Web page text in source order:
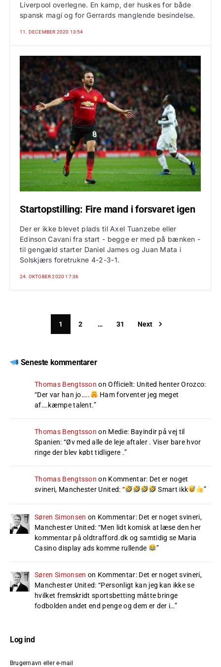
Liverpool overlegne. En kamp, der huskes for både
spansk magi og for Gerrards manglende besindelse.
11. DECEMBER 2020 13:54
Startopstilling: Fire mand i forsvaret igen
Der er ikke blevet plads til Axel Tuanzebe eller
Edinson Cavani fra start - begge er med på bænken -
til gengæld starter Daniel James og Juan Mata i
Solskjærs foretrukne 4-2-3-1.
24. OKTOBER 2020 17:36
1 2 … 31 Next
Seneste kommentarer
Thomas Bengtsson onOfficielt: United henter Orozco:
“Der var han jo…..
Ham forventer jeg meget
af….kæmpe talent.”
Thomas Bengtsson on Medie: Bayindir på vej til
Spanien: “Øv med alle de leje aftaler . Viser bare hvor
ringe der blev købt tidligere .”
Thomas Bengtsson on Kommentar: Det er noget
svineri, Manchester United: “ Smart ikk ”
Søren Simonsen on Kommentar: Det er noget svineri,
Manchester United: “Men lidt komisk at læse den her
kommentar på oldtrafford.dk og samtidig se Maria
Casino display ads komme rullende
”
Søren Simonsen on Kommentar: Det er noget svineri,
Manchester United: “Personligt kan jeg kan ikke se
hvilket fremskridt sportsbetting måtte bringe
fodbolden andet end penge og dem er der i…”
Log ind
Brugernavn eller e-mail